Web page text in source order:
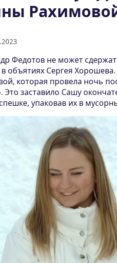
Федотов не может
в объятиях Сергея
которая провела ночь
Это заставило Сашу
упаковав их в